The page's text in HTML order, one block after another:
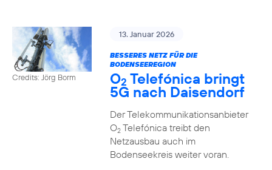
Credits: Jörg Borm
13. Januar 2026
BESSERES NETZ FÜR DIE
BODENSEEREGION
O2 Telefónica bringt
5G nach Daisendorf
Der Telekommunikationsanbieter
O2Telefónica treibt den
Netzausbau auch im
Bodenseekreis weiter voran.